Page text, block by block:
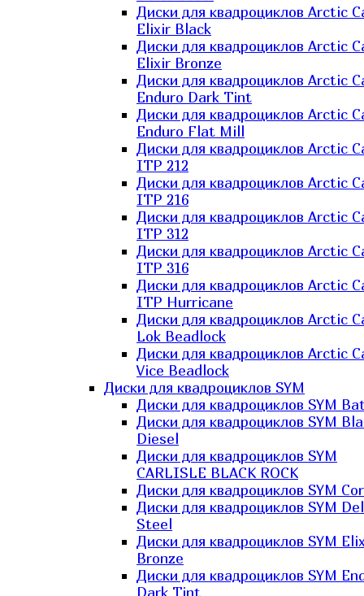
Диски для квадроциклов Arctic
Elixir Black
Диски для квадроциклов Arctic
Elixir Bronze
Диски для квадроциклов Arctic
Enduro Dark Tint
Диски для квадроциклов Arctic
Enduro Flat Mill
Диски для квадроциклов Arctic
ITP 212
Диски для квадроциклов Arctic
ITP 216
Диски для квадроциклов Arctic
ITP 312
Диски для квадроциклов Arctic
ITP 316
Диски для квадроциклов Arctic
ITP Hurricane
Диски для квадроциклов Arctic
Lok Beadlock
Диски для квадроциклов Arctic
Vice Beadlock
Диски для квадроциклов SYM
Диски для квадроциклов SYM
Диски для квадроциклов SYM
Diesel
Диски для квадроциклов SYM
CARLISLE BLACK ROCK
Диски для квадроциклов SYM
Диски для квадроциклов SYM
Steel
Диски для квадроциклов SYM
Bronze
Диски для квадроциклов SYM
Dark Tint